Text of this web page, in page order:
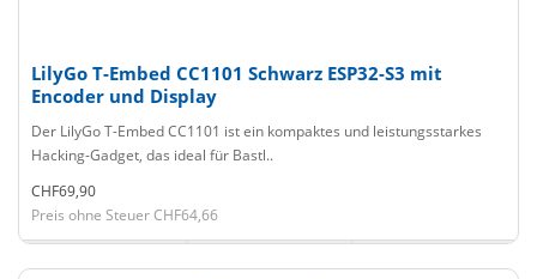
LilyGo T-Embed CC1101 Schwarz ESP32-S3 mit
Encoder und Display
Der LilyGo T-Embed CC1101 ist ein kompaktes und leistungsstarkes
Hacking-Gadget, das ideal für Bastl..
CHF69,90
Preis ohne Steuer CHF64,66